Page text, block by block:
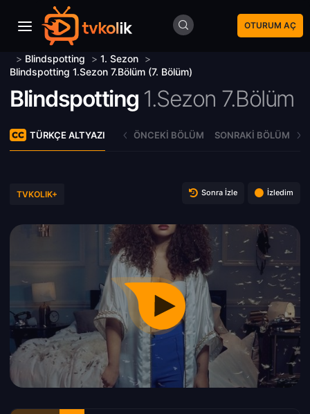
OTURUM AÇ
> Blindspotting > 1. Sezon >
Blindspotting 1.Sezon 7.Bölüm (7. Bölüm)
Blindspotting 1.Sezon 7.Bölüm
TÜRKÇE ALTYAZI ÖNCEKI BÖLÜM SONRAKI BÖLÜM
TVKOLIK+ Sonra İzle İzledim